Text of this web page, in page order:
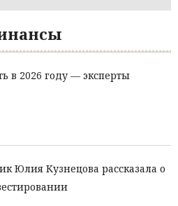
в 2026 году — эксперты
Юлия Кузнецова рассказала о